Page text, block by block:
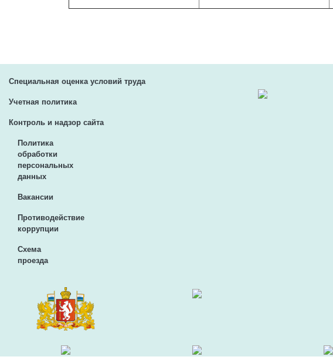
Специальная оценка условий труда
Учетная политика
Контроль и надзор сайта
Политика
обработки
персональных
данных
Вакансии
Противодействие
коррупции
Схема
проезда